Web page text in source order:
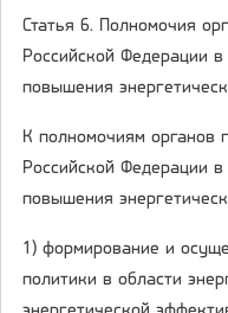
Статья 6. Полномочия
Российской Федерации
повышения
К полномочиям органов
Российской Федерации
повышения
1) формирование и
политики в области